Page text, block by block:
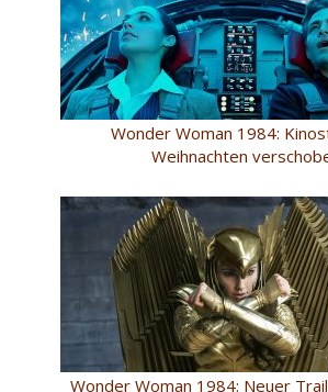
Wonder Woman 1984:
Weihnachten
Wonder Woman 1984: Neuer